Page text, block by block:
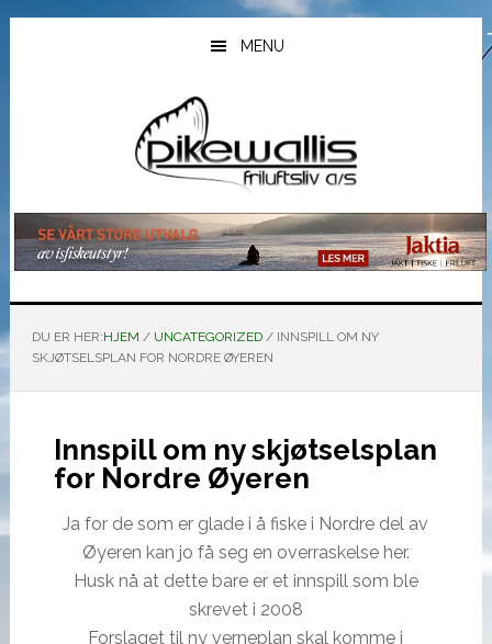
Hopp
Hopp
Hopp
MENU
DU ER HER:HJEM / UNCATEGORIZED /INNSPILL OM NY
SKJØTSELSPLAN FOR NORDRE ØYEREN
Innspill om ny skjøtselsplan
for Nordre Øyeren
Ja for de som er glade i å fiske i Nordre del av
Øyeren kan jo få seg en overraskelse her.
Husk nå at dette bare er et innspill som ble
skrevet i 2008
Forslaget til ny verneplan skal komme i